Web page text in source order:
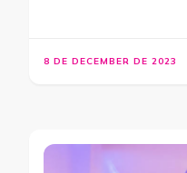
8 DE DECEMBER DE 2023